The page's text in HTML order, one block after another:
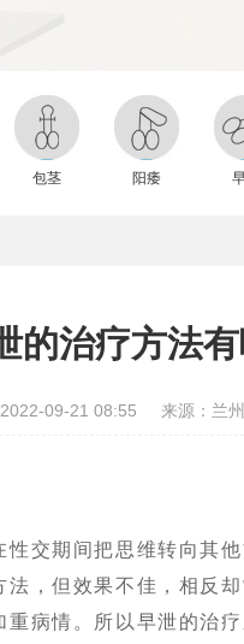
包茎 阳痿
的治疗方法
09-21 08:55 来源：兰
期间把思维转向其他
，但效果不佳，相反
病情。所以早泄的治